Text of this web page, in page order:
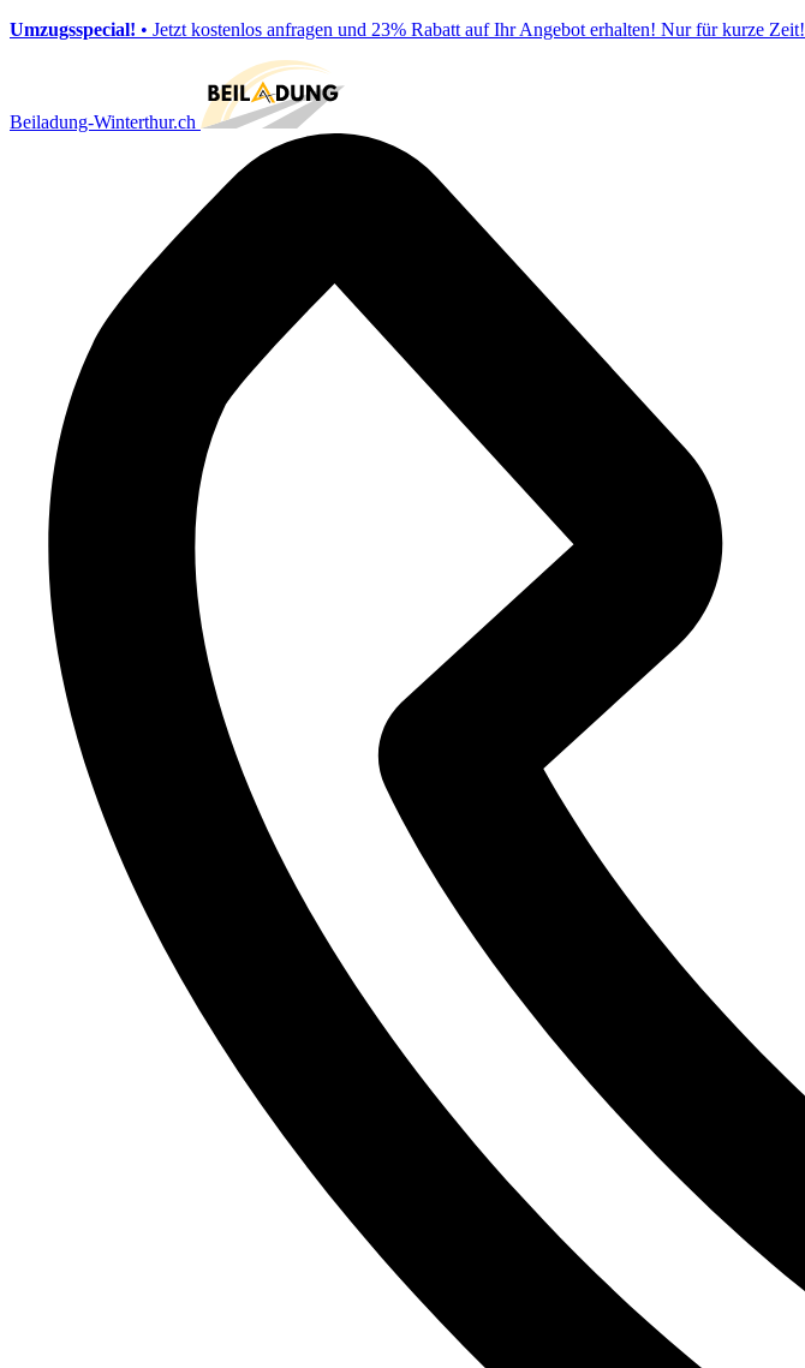
Umzugsspecial! • Jetzt kostenlos anfragen und 23% Rabatt auf Ihr Angebot erhalten! Nur für kurze Zeit!
Beiladung-Winterthur.ch